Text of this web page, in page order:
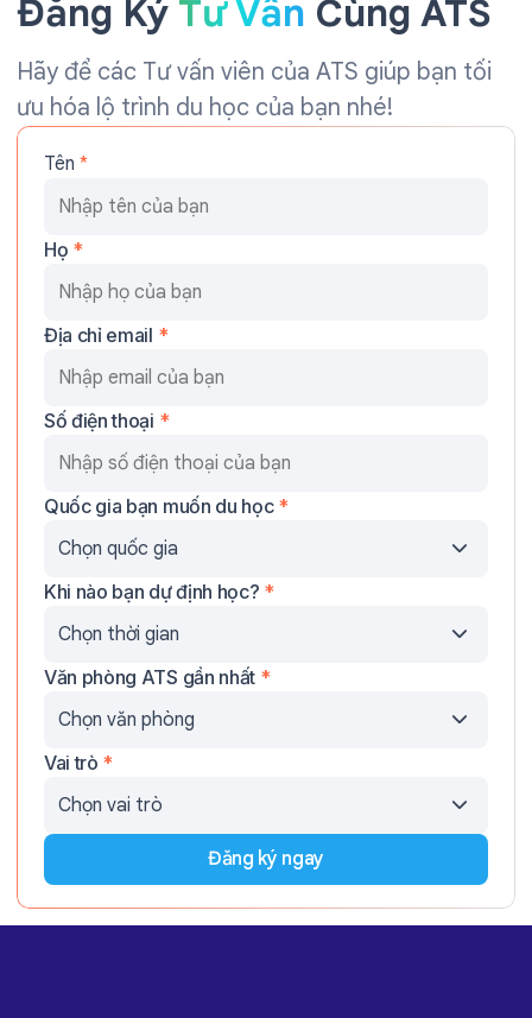
Đăng Ký Tư Vấn Cùng ATS
Hãy để các Tư vấn viên của ATS giúp bạn tối
ưu hóa lộ trình du học của bạn nhé!
Tên *
Họ *
Địa chỉ email *
Số điện thoại *
Quốc gia bạn muốn du học *
Khi nào bạn dự định học? *
Văn phòng ATS gần nhất *
Vai trò *
Đăng ký ngay